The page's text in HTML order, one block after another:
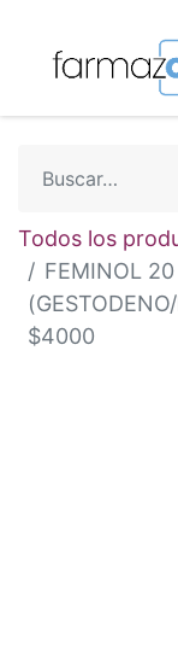
Todos los
FEMINOL
$4000